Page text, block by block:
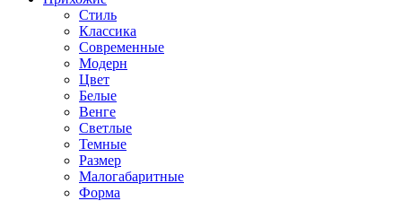
Стиль
Классика
Современные
Модерн
Цвет
Белые
Венге
Светлые
Темные
Размер
Малогабаритные
Форма